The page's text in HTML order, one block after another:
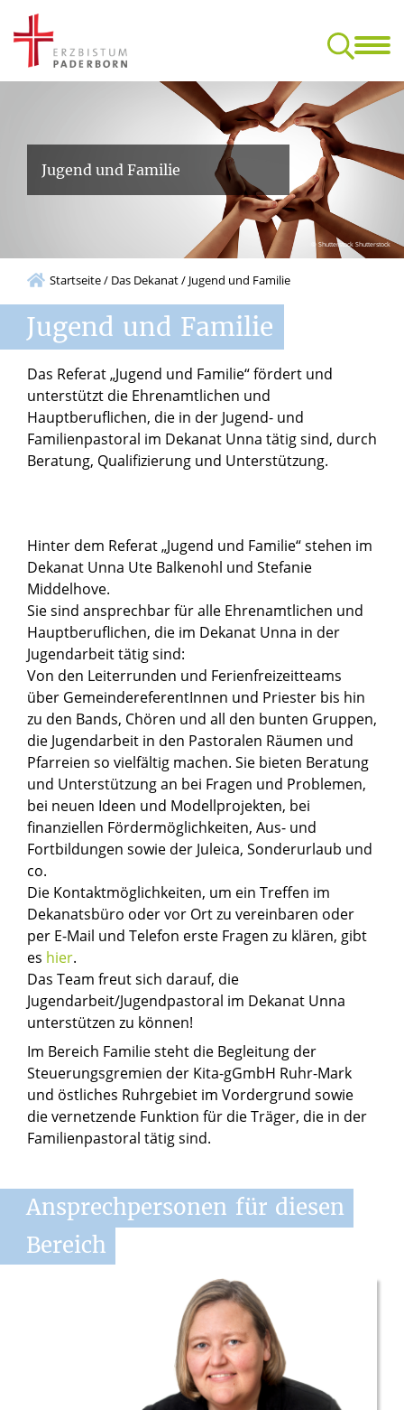
© Shutterstock Shutterstock
Jugend und Familie
Startseite/ Das Dekanat/ Jugend und Familie
Jugend und Familie
Das Referat „Jugend und Familie“ fördert und
unterstützt die Ehrenamtlichen und
Hauptberuflichen, die in der Jugend- und
Familienpastoral im Dekanat Unna tätig sind, durch
Beratung, Qualifizierung und Unterstützung.
Hinter dem Referat „Jugend und Familie“ stehen im
Dekanat Unna Ute Balkenohl und Stefanie
Middelhove.
Sie sind ansprechbar für alle Ehrenamtlichen und
Hauptberuflichen, die im Dekanat Unna in der
Jugendarbeit tätig sind:
Von den Leiterrunden und Ferienfreizeitteams
über GemeindereferentInnen und Priester bis hin
zu den Bands, Chören und all den bunten Gruppen,
die Jugendarbeit in den Pastoralen Räumen und
Pfarreien so vielfältig machen. Sie bieten Beratung
und Unterstützung an bei Fragen und Problemen,
bei neuen Ideen und Modellprojekten, bei
finanziellen Fördermöglichkeiten, Aus- und
Fortbildungen sowie der Juleica, Sonderurlaub und
co.
Die Kontaktmöglichkeiten, um ein Treffen im
Dekanatsbüro oder vor Ort zu vereinbaren oder
per E-Mail und Telefon erste Fragen zu klären, gibt
es hier.
Das Team freut sich darauf, die
Jugendarbeit/Jugendpastoral im Dekanat Unna
unterstützen zu können!
Im Bereich Familie steht die Begleitung der
Steuerungsgremien der Kita-gGmbH Ruhr-Mark
und östliches Ruhrgebiet im Vordergrund sowie
die vernetzende Funktion für die Träger, die in der
Familienpastoral tätig sind.
Ansprechpersonen für diesen
Bereich